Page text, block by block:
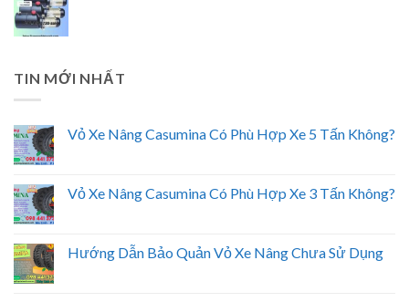
TIN MỚI NHẤT
Vỏ Xe Nâng Casumina Có Phù Hợp Xe 5 Tấn Không?
Vỏ Xe Nâng Casumina Có Phù Hợp Xe 3 Tấn Không?
Hướng Dẫn Bảo Quản Vỏ Xe Nâng Chưa Sử Dụng